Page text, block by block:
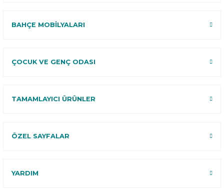
BAHÇE MOBİLYALARI
ÇOCUK VE GENÇ ODASI
TAMAMLAYICI ÜRÜNLER
ÖZEL SAYFALAR
YARDIM